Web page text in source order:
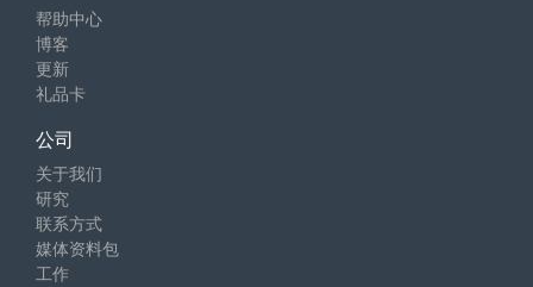
帮助中心
博客
更新
礼品卡
公司
关于我们
研究
联系方式
媒体资料包
工作